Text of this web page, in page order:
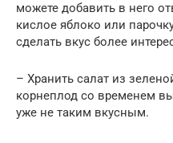
можете добавить в него
кислое яблоко или
сделать вкус более
– Хранить салат из
корнеплод со временем
уже не таким вкусным.